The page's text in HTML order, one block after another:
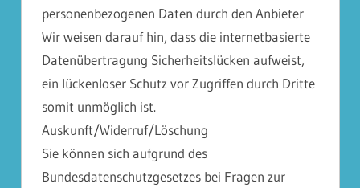
personenbezogenen Daten durch den Anbieter
Wir weisen darauf hin, dass die internetbasierte
Datenübertragung Sicherheitslücken aufweist,
ein lückenloser Schutz vor Zugriffen durch Dritte
somit unmöglich ist.
Auskunft/Widerruf/Löschung
Sie können sich aufgrund des
Bundesdatenschutzgesetzes bei Fragen zur